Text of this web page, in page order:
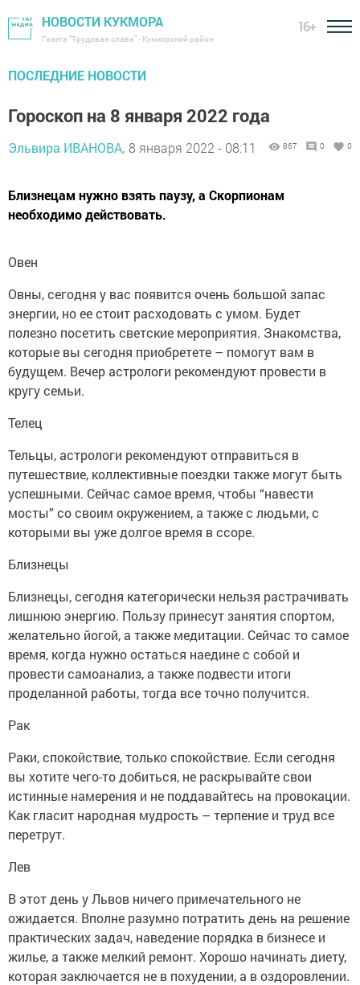
НОВОСТИ КУКМОРА
Газета "Трудовая слава" - Кукморский район
16+
ПОСЛЕДНИЕ НОВОСТИ
Гороскоп на 8 января 2022 года
Эльвира ИВАНОВА, 8 января 2022 - 08:11 867 0 0
Близнецам нужно взять паузу, а Скорпионам
необходимо действовать.
Овен
Овны, сегодня у вас появится очень большой запас
энергии, но ее стоит расходовать с умом. Будет
полезно посетить светские мероприятия. Знакомства,
которые вы сегодня приобретете – помогут вам в
будущем. Вечер астрологи рекомендуют провести в
кругу семьи.
Телец
Тельцы, астрологи рекомендуют отправиться в
путешествие, коллективные поездки также могут быть
успешными. Сейчас самое время, чтобы “навести
мосты” со своим окружением, а также с людьми, с
которыми вы уже долгое время в ссоре.
Близнецы
Близнецы, сегодня категорически нельзя растрачивать
лишнюю энергию. Пользу принесут занятия спортом,
желательно йогой, а также медитации. Сейчас то самое
время, когда нужно остаться наедине с собой и
провести самоанализ, а также подвести итоги
проделанной работы, тогда все точно получится.
Рак
Раки, спокойствие, только спокойствие. Если сегодня
вы хотите чего-то добиться, не раскрывайте свои
истинные намерения и не поддавайтесь на провокации.
Как гласит народная мудрость – терпение и труд все
перетрут.
Лев
В этот день у Львов ничего примечательного не
ожидается. Вполне разумно потратить день на решение
практических задач, наведение порядка в бизнесе и
жилье, а также мелкий ремонт. Хорошо начинать диету,
которая заключается не в похудении, а в оздоровлении.